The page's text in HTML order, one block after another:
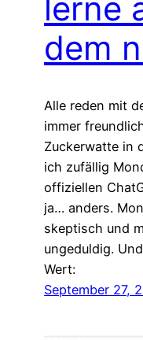
lerne
dem
Alle reden mit
immer
Zuckerwatte in
ich zufällig
offiziellen
ja… anders.
skeptisch und
ungeduldig.
Wert:
September 27,